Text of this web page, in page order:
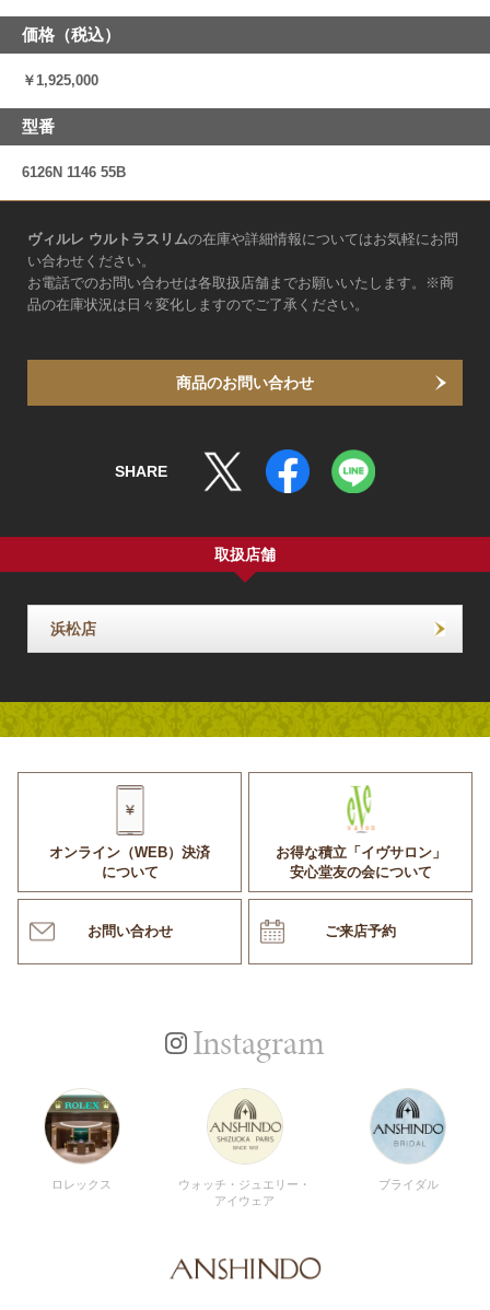
価格（税込）
￥1,925,000
型番
6126N 1146 55B
ヴィルレ ウルトラスリムの在庫や詳細情報についてはお気軽にお問
い合わせください。
お電話でのお問い合わせは各取扱店舗までお願いいたします。※商
品の在庫状況は日々変化しますのでご了承ください。
商品のお問い合わせ
SHARE
取扱店舗
浜松店
オンライン（WEB）決済
について
お得な積立「イヴサロン」
安心堂友の会について
お問い合わせ ご来店予約
Instagram
ロレックス
ウォッチ・ジュエリー・
アイウェア
ブライダル